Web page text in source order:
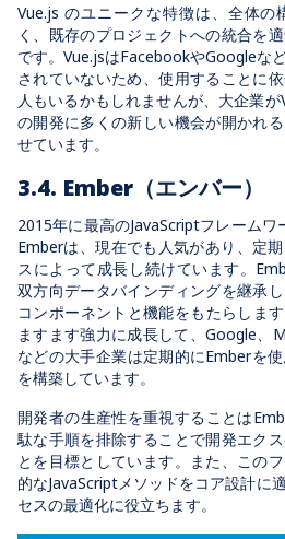
Vue.js のユニークな特徴は、全体の
く、既存のプロジェクトへの統合を
です。Vue.jsはFacebookやGoogleな
されていないため、使用することに
人もいるかもしれませんが、大企業
の開発に多くの新しい機会が開かれ
せています。
3.4. Ember（エンバー）
2015年に最高のJavaScriptフレーム
Emberは、現在でも人気があり、定
スによって成長し続けています。
双方向データバインディングを継承
コンポーネントと機能をもたらしま
ますます強力に成長して、Google
などの大手企業は定期的にEmberを
を構築しています。
開発者の生産性を重視することは
駄な手順を排除することで開発エク
とを目標としています。また、この
的なJavaScriptメソッドをコア設計に
セスの最適化に役立ちます。